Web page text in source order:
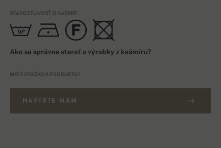
STAROSTLIVOSŤ O KAŠMÍR
Ako sa správne starať o výrobky z kašmíru?
MÁTE OTÁZKU K PRODUKTU?
NAPÍŠTE NÁM